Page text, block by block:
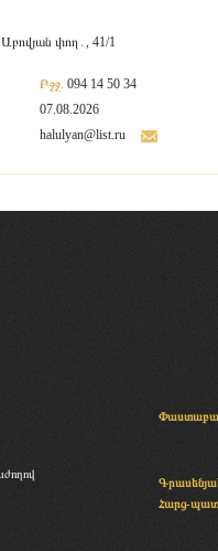
փող․, 41/1
Բջջ. 094 14 50 34
07.08.2026
halulyan@list.ru
Հարց-